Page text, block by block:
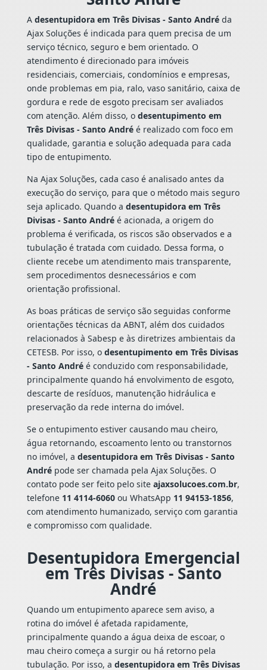
A desentupidora em Três Divisas - Santo Andréda
Ajax Soluções é indicada para quem precisa de um
serviço técnico, seguro e bem orientado. O
atendimento é direcionado para imóveis
residenciais, comerciais, condomínios e empresas,
onde problemas em pia, ralo, vaso sanitário, caixa de
gordura e rede de esgoto precisam ser avaliados
com atenção. Além disso, o desentupimento em
Três Divisas - Santo Andréé realizado com foco em
qualidade, garantia e solução adequada para cada
tipo de entupimento.
Na Ajax Soluções, cada caso é analisado antes da
execução do serviço, para que o método mais seguro
seja aplicado. Quando a desentupidora em Três
Divisas - Santo Andréé acionada, a origem do
problema é verificada, os riscos são observados e a
tubulação é tratada com cuidado. Dessa forma, o
cliente recebe um atendimento mais transparente,
sem procedimentos desnecessários e com
orientação profissional.
As boas práticas de serviço são seguidas conforme
orientações técnicas da ABNT, além dos cuidados
relacionados à Sabesp e às diretrizes ambientais da
CETESB. Por isso, o desentupimento em Três Divisas
- Santo Andréé conduzido com responsabilidade,
principalmente quando há envolvimento de esgoto,
descarte de resíduos, manutenção hidráulica e
preservação da rede interna do imóvel.
Se o entupimento estiver causando mau cheiro,
água retornando, escoamento lento ou transtornos
no imóvel, a desentupidora em Três Divisas - Santo
Andrépode ser chamada pela Ajax Soluções. O
contato pode ser feito pelo site ajaxsolucoes.com.br,
telefone 11 4114-6060ou WhatsApp 11 94153-1856,
com atendimento humanizado, serviço com garantia
e compromisso com qualidade.
Desentupidora Emergencial
em Três Divisas - Santo
André
Quando um entupimento aparece sem aviso, a
rotina do imóvel é afetada rapidamente,
principalmente quando a água deixa de escoar, o
mau cheiro começa a surgir ou há retorno pela
tubulação. Por isso, a desentupidora em Três Divisas